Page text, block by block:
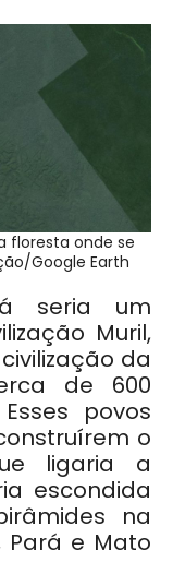
floresta onde se
Google Earth
seria um
Muril,
da
de 600
povos
o
ligaria a
escondida
na
Pará e Mato